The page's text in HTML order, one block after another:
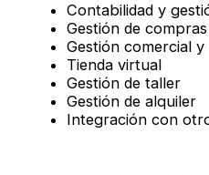
Contabilidad y
Gestión de compras
Gestión comercial y
Tienda virtual
Gestión de taller
Gestión de alquiler
Integración con